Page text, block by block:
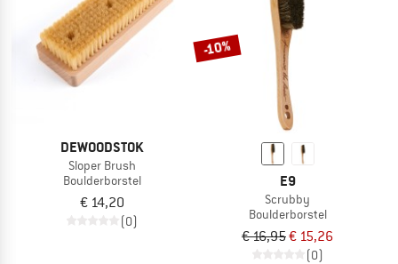
DEWOODSTOK
Sloper Brush
Boulderborstel
€ 14,20
(0)
-10%
E9
Scrubby
Boulderborstel
€ 16,95€ 15,26
(0)